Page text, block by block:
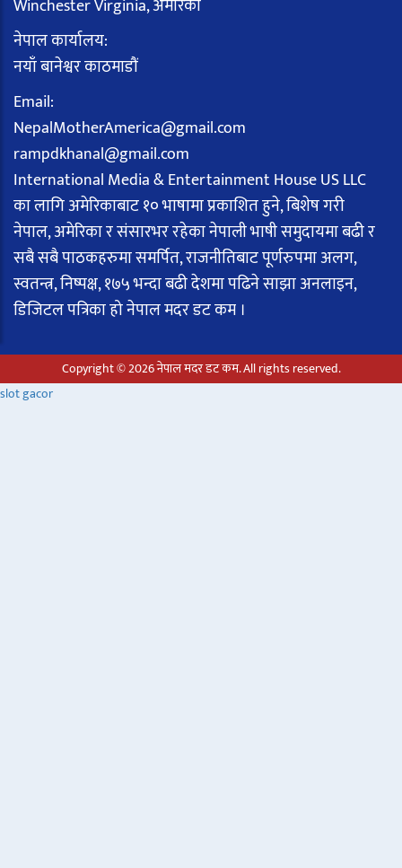
Winchester Virginia, अमेरिका
नेपाल कार्यालय:
नयाँ बानेश्वर काठमाडौं
Email:
NepalMotherAmerica@gmail.com
rampdkhanal@gmail.com
International Media & Entertainment House US LLC
का लागि अमेरिकाबाट १० भाषामा प्रकाशित हुने, बिशेष गरी
नेपाल, अमेरिका र संसारभर रहेका नेपाली भाषी समुदायमा बढी र
सबै सबै पाठकहरुमा समर्पित, राजनीतिबाट पूर्णरुपमा अलग,
स्वतन्त्र, निष्पक्ष, १७५ भन्दा बढी देशमा पढिने साझा अनलाइन,
डिजिटल पत्रिका हो नेपाल मदर डट कम ।
Copyright © 2026 नेपाल मदर डट कम. All rights reserved.
slot gacor